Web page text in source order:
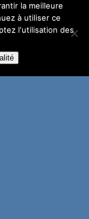
la meilleure
à utiliser ce
l'utilisation des